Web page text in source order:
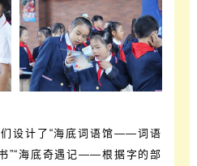
设计了“海底词语馆——词语
”“海底奇遇记——根据字的部